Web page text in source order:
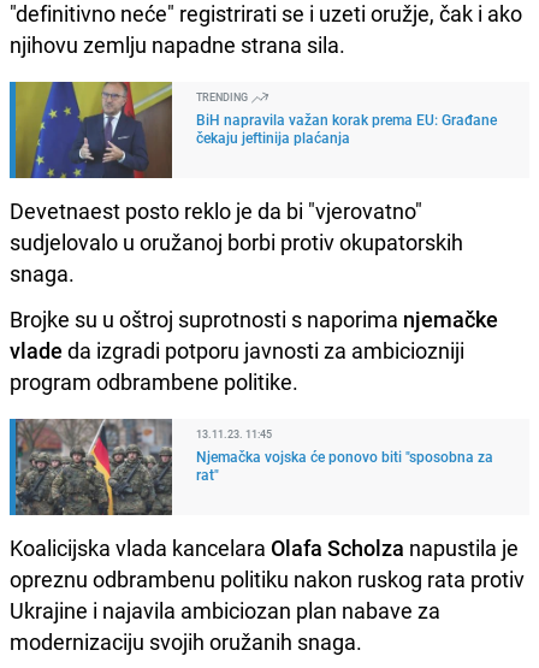
"definitivno neće" registrirati se i uzeti oružje, čak i ako
njihovu zemlju napadne strana sila.
TRENDING
BiH napravila važan korak prema EU: Građane
čekaju jeftinija plaćanja
Devetnaest posto reklo je da bi "vjerovatno"
sudjelovalo u oružanoj borbi protiv okupatorskih
snaga.
Brojke su u oštroj suprotnosti s naporima njemačke
vlade da izgradi potporu javnosti za ambiciozniji
program odbrambene politike.
13.11.23. 11:45
Njemačka vojska će ponovo biti "sposobna za
rat"
Koalicijska vlada kancelara Olafa Scholza napustila je
opreznu odbrambenu politiku nakon ruskog rata protiv
Ukrajine i najavila ambiciozan plan nabave za
modernizaciju svojih oružanih snaga.